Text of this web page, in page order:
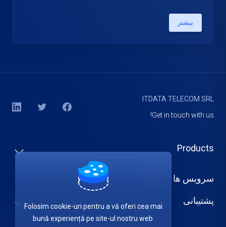
بیشتر
ITDATA TELECOM SRL
Get in touch with us!
Products
سرویس ها
پشتیبانی
Folosim cookie-uri pentru a vă oferi cea mai
bună experiență pe site-ul nostru web.